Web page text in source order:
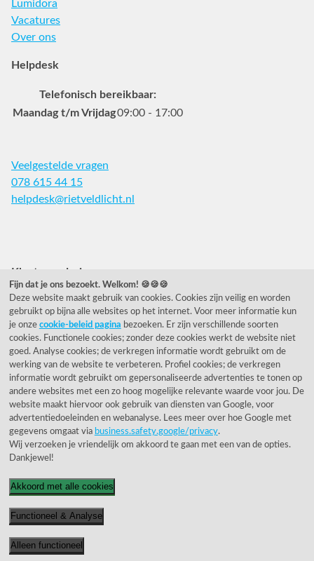
Lumidora
Vacatures
Over ons
Helpdesk
Telefonisch bereikbaar:
Maandag t/m Vrijdag09:00 - 17:00
Veelgestelde vragen
078 615 44 15
helpdesk@rietveldlicht.nl
Klantwaardering
"Zeer goed" - eKomi.nl
Cijfer: 9.2 (25540 recensies)
Onze nieuwsbrief
Wil je onze nieuwsbrief ontvangen?
© 1955 - 2026 Rietveld Licht B.V.
Fijn dat je ons bezoekt. Welkom! 🍪🍪🍪
Deze website maakt gebruik van cookies. Cookies zijn veilig en worden
gebruikt op bijna alle websites op het internet. Voor meer informatie kun
je onze cookie-beleid pagina bezoeken. Er zijn verschillende soorten
cookies. Functionele cookies; zonder deze cookies werkt de website niet
goed. Analyse cookies; de verkregen informatie wordt gebruikt om de
werking van de website te verbeteren. Profiel cookies; de verkregen
informatie wordt gebruikt om gepersonaliseerde advertenties te tonen op
andere websites met een zo hoog mogelijke relevante waarde voor jou. De
website maakt hiervoor ook gebruik van diensten van Google, voor
advertentiedoeleinden en webanalyse. Lees meer over hoe Google met
gegevens omgaat via business.safety.google/privacy.
Wij verzoeken je vriendelijk om akkoord te gaan met een van de opties.
Dankjewel!
Akkoord met alle cookies
Functioneel & Analyse
Alleen functioneel